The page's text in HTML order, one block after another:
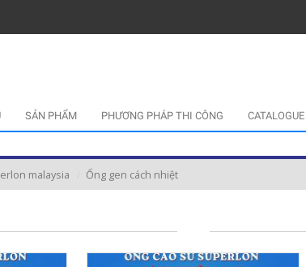
SẢN PHẨM PHƯƠNG PHÁP THI CÔNG CATALOGUE
malaysia Ống gen cách nhiệt